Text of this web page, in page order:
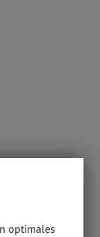
optimales